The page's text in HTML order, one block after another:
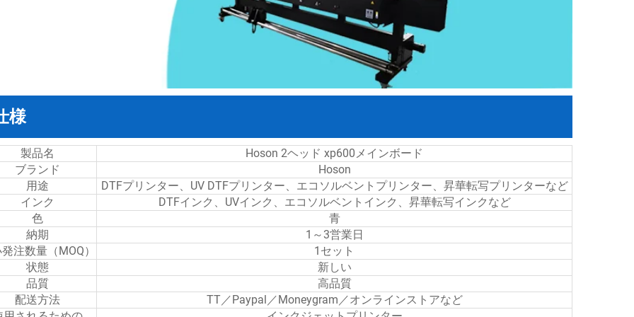
様
製品名
Hoson 2ヘッド xp600メインボード
ブランド
Hoson
用途
DTFプリンター、UV DTFプリンター、エコソルベントプリンター、昇華転写プリンターなど
インク
DTFインク、UVインク、エコソルベントインク、昇華転写インクなど
色
青
納期
1～3営業日
注数量（MOQ）
1セット
状態
新しい
品質
高品質
配送方法
TT／Paypal／Moneygram／オンラインストアなど